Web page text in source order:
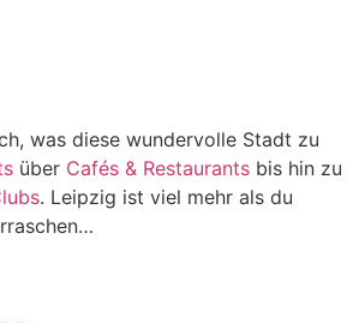
was diese wundervolle Stadt zu
über Cafés & Restaurants bis hin zu
. Leipzig ist viel mehr als du